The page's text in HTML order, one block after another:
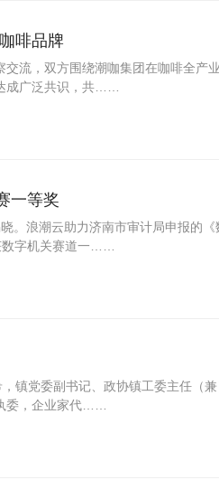
啡品牌
流，双方围绕潮咖集团在咖啡全产
成广泛共识，共……
一等奖
。浪潮云助力济南市审计局申报的《
数字机关赛道一……
镇党委副书记、政协镇工委主任（
委，企业家代……